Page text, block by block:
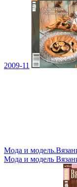
2009-11
Мода и
Мода и модель